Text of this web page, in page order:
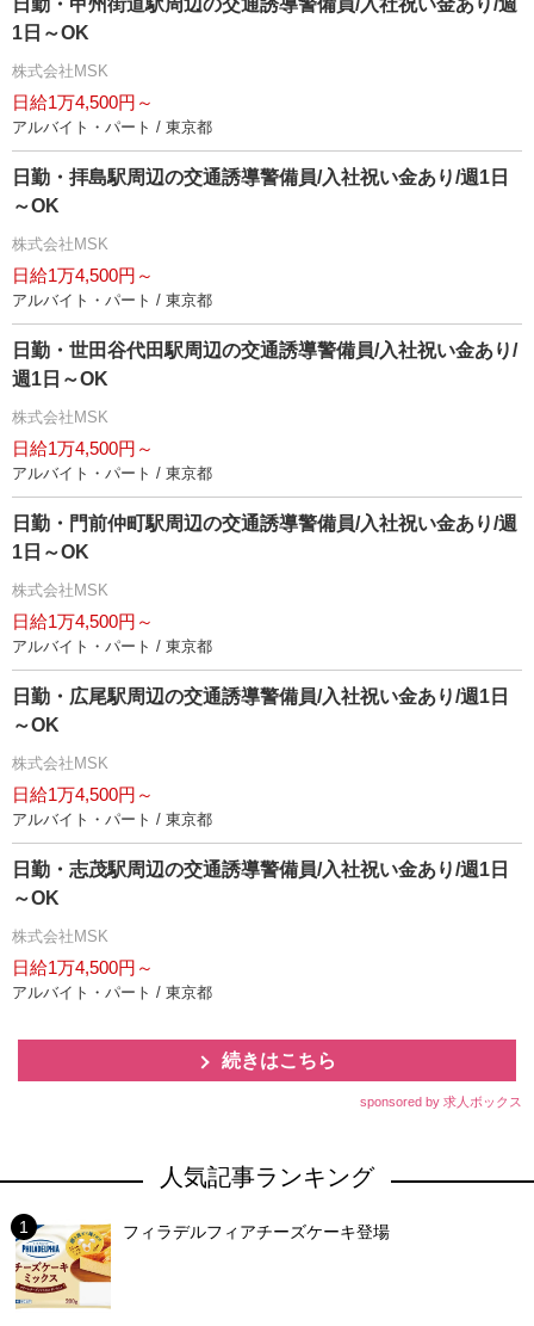
日勤・甲州街道駅周辺の交通誘導警備員/入社祝い金あり/週
1日～OK
株式会社MSK
日給1万4,500円～
アルバイト・パート / 東京都
日勤・拝島駅周辺の交通誘導警備員/入社祝い金あり/週1日
～OK
株式会社MSK
日給1万4,500円～
アルバイト・パート / 東京都
日勤・世田谷代田駅周辺の交通誘導警備員/入社祝い金あり/
週1日～OK
株式会社MSK
日給1万4,500円～
アルバイト・パート / 東京都
日勤・門前仲町駅周辺の交通誘導警備員/入社祝い金あり/週
1日～OK
株式会社MSK
日給1万4,500円～
アルバイト・パート / 東京都
日勤・広尾駅周辺の交通誘導警備員/入社祝い金あり/週1日
～OK
株式会社MSK
日給1万4,500円～
アルバイト・パート / 東京都
日勤・志茂駅周辺の交通誘導警備員/入社祝い金あり/週1日
～OK
株式会社MSK
日給1万4,500円～
アルバイト・パート / 東京都
続きはこちら
sponsored by 求人ボックス
人気記事ランキング
フィラデルフィアチーズケーキ登場